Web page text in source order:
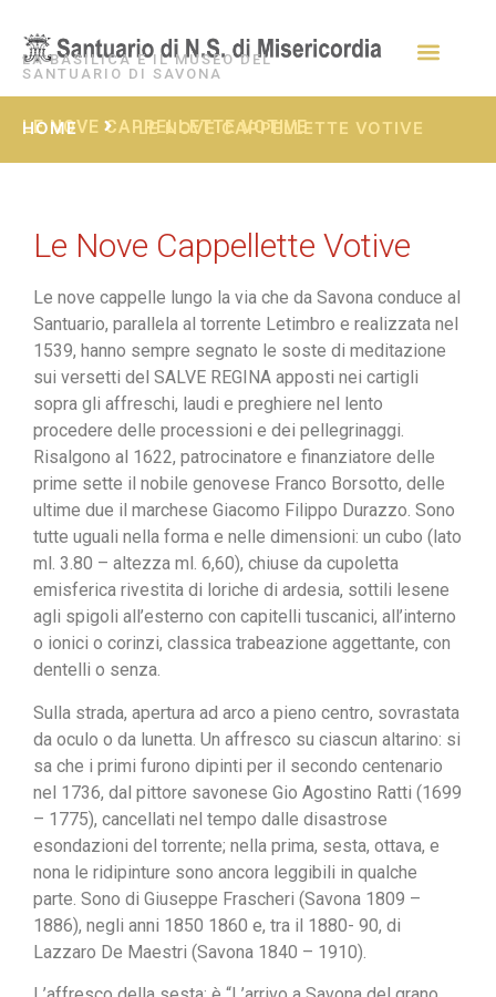
LA BASILICA E IL MUSEO DEL
SANTUARIO DI SAVONA
LE NOVE CAPPELLETTE VOTIVE
HOME LE NOVE CAPPELLETTE VOTIVE
Le Nove Cappellette Votive
Le nove cappelle lungo la via che da Savona conduce al
Santuario, parallela al torrente Letimbro e realizzata nel
1539, hanno sempre segnato le soste di meditazione
sui versetti del SALVE REGINA apposti nei cartigli
sopra gli affreschi, laudi e preghiere nel lento
procedere delle processioni e dei pellegrinaggi.
Risalgono al 1622, patrocinatore e finanziatore delle
prime sette il nobile genovese Franco Borsotto, delle
ultime due il marchese Giacomo Filippo Durazzo. Sono
tutte uguali nella forma e nelle dimensioni: un cubo (lato
ml. 3.80 – altezza ml. 6,60), chiuse da cupoletta
emisferica rivestita di loriche di ardesia, sottili lesene
agli spigoli all’esterno con capitelli tuscanici, all’interno
o ionici o corinzi, classica trabeazione aggettante, con
dentelli o senza.
Sulla strada, apertura ad arco a pieno centro, sovrastata
da oculo o da lunetta. Un affresco su ciascun altarino: si
sa che i primi furono dipinti per il secondo centenario
nel 1736, dal pittore savonese Gio Agostino Ratti (1699
– 1775), cancellati nel tempo dalle disastrose
esondazioni del torrente; nella prima, sesta, ottava, e
nona le ridipinture sono ancora leggibili in qualche
parte. Sono di Giuseppe Frascheri (Savona 1809 –
1886), negli anni 1850 1860 e, tra il 1880- 90, di
Lazzaro De Maestri (Savona 1840 – 1910).